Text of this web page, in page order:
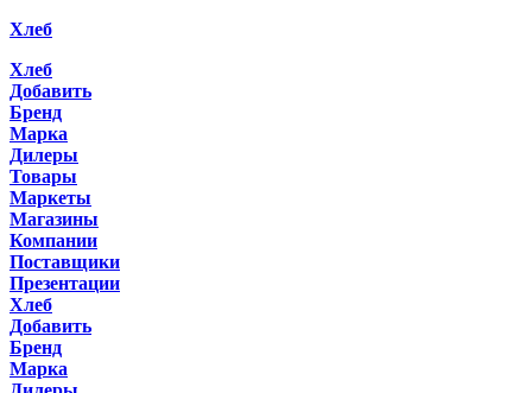
Хлеб
Хлеб
Добавить
Бренд
Марка
Дилеры
Товары
Маркеты
Магазины
Компании
Поставщики
Презентации
Хлеб
Добавить
Бренд
Марка